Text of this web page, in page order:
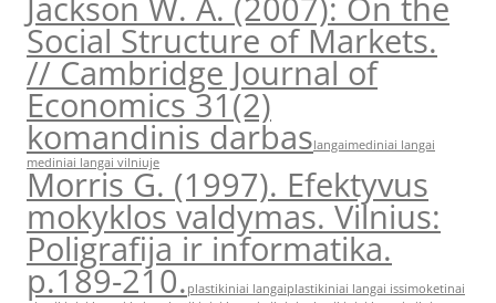
Jackson W. A. (2007): On the
Social Structure of Markets.
// Cambridge Journal of
Economics 31(2)
komandinis darbaslangaimediniai langai
mediniai langai vilniuje
Morris G. (1997). Efektyvus
mokyklos valdymas. Vilnius:
Poligrafija ir informatika.
p.189-210. plastikiniai langaiplastikiniai langai issimoketinai